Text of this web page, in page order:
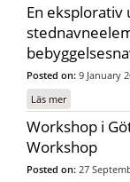
En eksplorativ
Posted on: 9 January
Läs merom En
Yorkshires
Workshop i
Workshop
Posted on: 27